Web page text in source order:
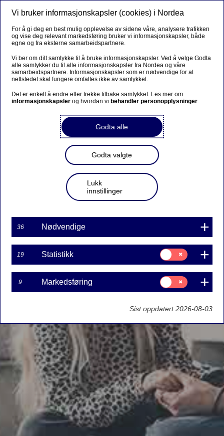
Vi bruker informasjonskapsler (cookies) i Nordea
For å gi deg en best mulig opplevelse av sidene våre, analysere trafikken
og vise deg relevant markedsføring bruker vi informasjonskapsler, både
egne og fra eksterne samarbeidspartnere.
Vi ber om ditt samtykke til å bruke informasjonskapsler. Ved å velge Godta
alle samtykker du til alle informasjonskapsler fra Nordea og våre
samarbeidspartnere. Informasjonskapsler som er nødvendige for at
nettstedet skal fungere omfattes ikke av samtykket.
Det er enkelt å endre eller trekke tilbake samtykket. Les mer om
informasjonskapsler og hvordan vi behandler personopplysninger.
Godta alle
Godta valgte
Lukk
innstillinger
36 Nødvendige
19 Statistikk
Samtykke
til:
Statistikk
9 Markedsføring
Samtykke
til:
Markedsføring
Sist oppdatert 2026-08-03